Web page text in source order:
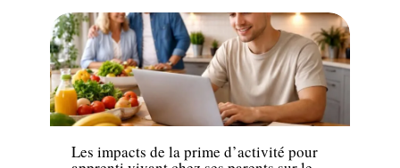
Financement
Les impacts de la prime d’activité pour